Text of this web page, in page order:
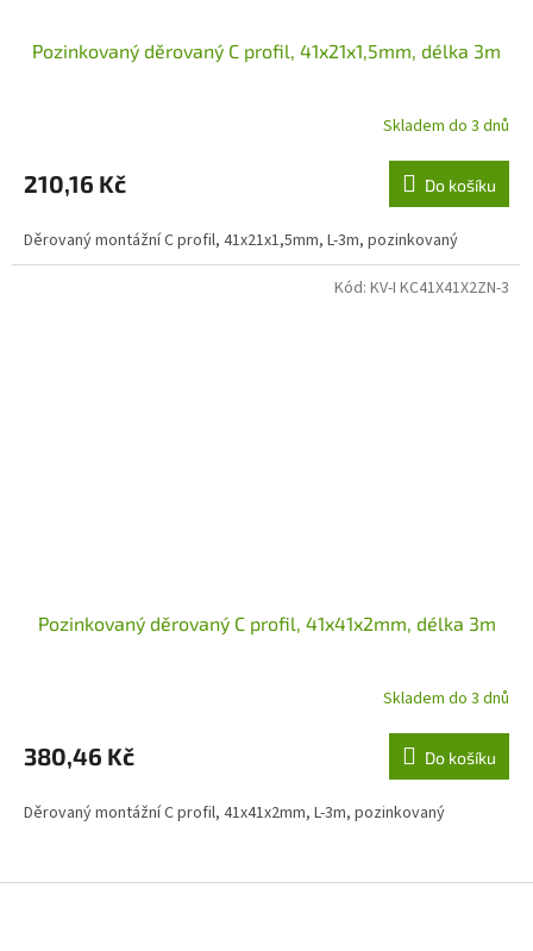
Pozinkovaný děrovaný C profil, 41x21x1,5mm, délka 3m
Skladem do 3 dnů
210,16 Kč Do košíku
Děrovaný montážní C profil, 41x21x1,5mm, L-3m, pozinkovaný
Pozinkovaný děrovaný C profil, 41x41x2mm, délka 3m
Skladem do 3 dnů
380,46 Kč Do košíku
Děrovaný montážní C profil, 41x41x2mm, L-3m, pozinkovaný
Kód: KV-I KC41X41X2ZN-3